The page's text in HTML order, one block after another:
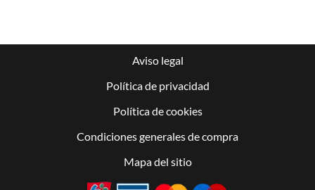
Aviso legal
Política de privacidad
Política de cookies
Condiciones generales de compra
Mapa del sitio